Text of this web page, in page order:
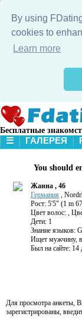
By using
cookies to
Learn more
Бесплатные
☰
ГАЛЕРЕЯ
ПОИСК
ГАЛЕРЕЯ
You should
Жанна , 46
Германия ,
Рост: 5'5" (1 m
Цвет волос: ,
Дети: 1
Знание языков:
Ищет мужчину,
Был на сайте: 14
Для просмотра анкеты,
зарегистрированы,